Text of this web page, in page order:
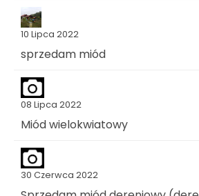
10 Lipca 2022
sprzedam miód
08 Lipca 2022
Miód wielokwiatowy
30 Czerwca 2022